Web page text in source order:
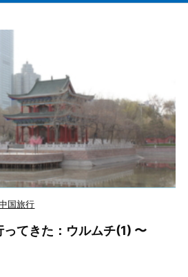
国旅行
てきた：ウルムチ(1) 〜